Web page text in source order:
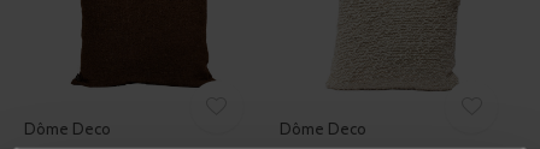
Dôme Deco Dôme Deco